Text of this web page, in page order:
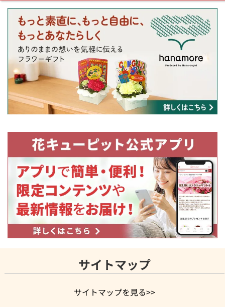
サイトマップ
サイトマップを見る>>